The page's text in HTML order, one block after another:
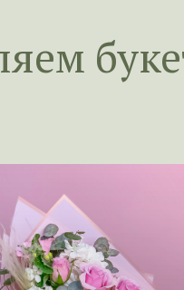
яем